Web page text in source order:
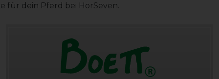
für dein Pferd bei HorSeven.